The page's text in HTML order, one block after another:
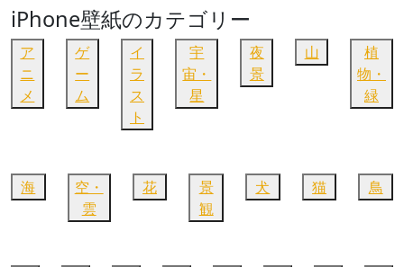
iPhone壁紙のカテゴリー
ア
ニ
メ
ゲ
ー
ム
イ
ラ
ス
ト
宇
宙・
星
夜
景
山
植
物・
緑
海
空・
雲
花
景
観
犬 猫 鳥